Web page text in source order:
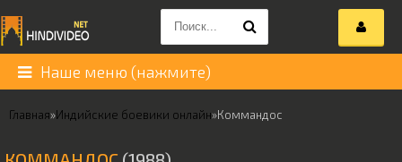
Наше меню (нажмите)
Главная»Индийские боевики онлайн»Коммандос